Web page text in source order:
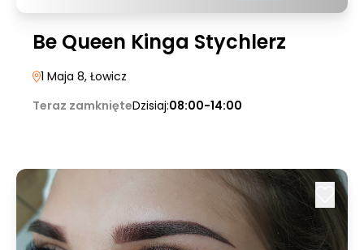
Be Queen Kinga Stychlerz
1 Maja 8, Łowicz
Teraz zamknięteDzisiaj:08:00-14:00